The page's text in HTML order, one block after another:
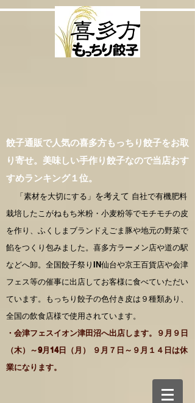
餃子通販で人気の喜多方もっちり餃子をお取
り寄せ。美味しい手作り餃子なので当店おす
すめランキング１位。
「素材を大切にする」 を考えて 自社で有機肥料
栽培したこがねもち米粉・小麦粉等でモチモチの皮
を作り、ふくしまブランドえごま豚や地元の野菜で
餡をつくり包みました。喜多方ラーメン店や道の駅
などへ卸。全国餃子祭りIN仙台や京王百貨店や会津
フェス等の催事に出店してお客様に食べていただい
ています。もっちり餃子の色付き皮は９種類あり、
全国の飲食店様で使用されています。
・会津フェスイオン津田沼へ出店します。９月９日
（木）～9月14日（月） ９月７日～９月１４日は休
業になります。